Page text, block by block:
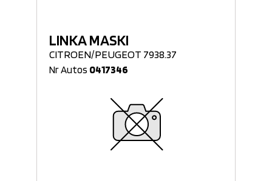
LINKA MASKI
CITROEN/PEUGEOT 7938.37
Nr Autos 0417346